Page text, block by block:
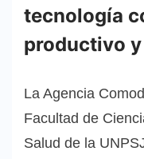
tecnología
productivo
La Agencia
Facultad de
Salud de la